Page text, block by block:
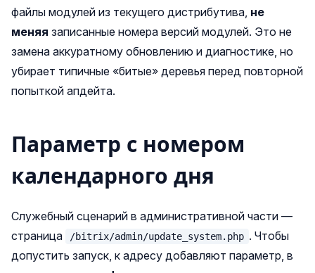
файлы модулей из текущего дистрибутива, не
меняя записанные номера версий модулей. Это не
замена аккуратному обновлению и диагностике, но
убирает типичные «битые» деревья перед повторной
попыткой апдейта.
Параметр с номером
календарного дня
Служебный сценарий в административной части —
страница
/bitrix/admin/update_system.php . Чтобы
допустить запуск, к адресу добавляют параметр, в